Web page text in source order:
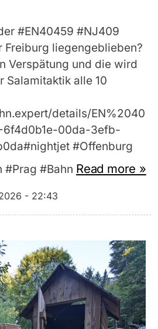
#EN40459 #NJ409
Freiburg liegengeblieben?
Verspätung und die wird
Salamitaktik alle 10
details/EN%2040
00da-3efb-
#Offenburg
#Prag #Bahn Read more »
- 22:43